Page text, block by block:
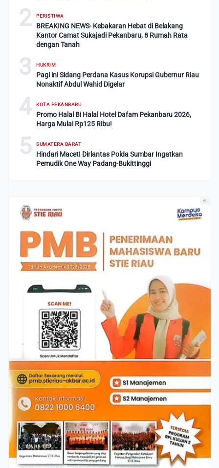
2 PERISTIWA
BREAKING NEWS- Kebakaran Hebat di Belakang
Kantor Camat Sukajadi Pekanbaru, 8 Rumah Rata
dengan Tanah
3 HUKRIM
Pagi ini Sidang Perdana Kasus Korupsi Gubernur Riau
Nonaktif Abdul Wahid Digelar
4 KOTA PEKANBARU
Promo Halal Bi Halal Hotel Dafam Pekanbaru 2026,
Harga Mulai Rp125 Ribu!
5 SUMATERA BARAT
Hindari Macet! Dirlantas Polda Sumbar Ingatkan
Pemudik One Way Padang-Bukittinggi
Ad